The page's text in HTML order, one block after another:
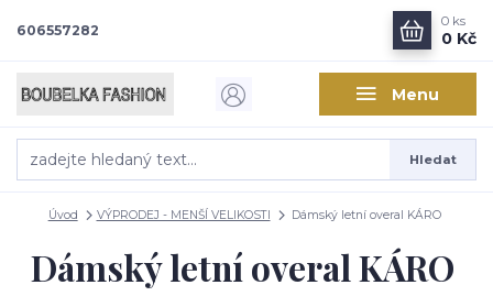
Menu
Hledat
606557282
0 ks
0 Kč
Úvod VÝPRODEJ - MENŠÍ VELIKOSTI Dámský letní overal KÁRO
Dámský letní overal KÁRO